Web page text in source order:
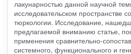
лакунарностью данной научной
исследовательском пространстве
тюркологии. Исследование,
предлагаемой вниманию статье,
применения сравнительно-
системного, функционального и